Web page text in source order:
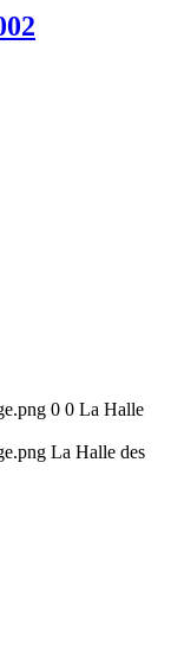
0 0 La Halle
La Halle des